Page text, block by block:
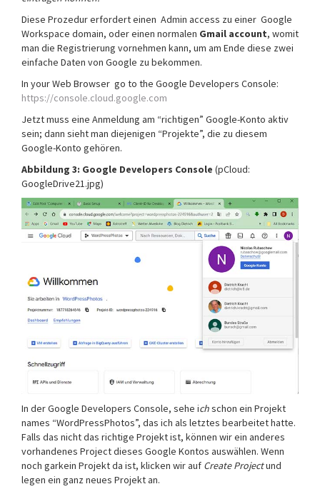
Diese Prozedur erfordert einen Admin access zu einer Google
Workspace domain, oder einen normalen Gmail account, womit
man die Registrierung vornehmen kann, um am Ende diese zwei
einfache Daten von Google zu bekommen.
In your Web Browser go to the Google Developers Console:
https://console.cloud.google.com
Jetzt muss eine Anmeldung am “richtigen” Google-Konto aktiv
sein; dann sieht man diejenigen “Projekte”, die zu diesem
Google-Konto gehören.
Abbildung 3: Google Developers Console (pCloud:
GoogleDrive21.jpg)
In der Google Developers Console, sehe ichschon ein Projekt
names “WordPressPhotos”, das ich als letztes bearbeitet hatte.
Falls das nicht das richtige Projekt ist, können wir ein anderes
vorhandenes Project dieses Google Kontos auswählen. Wenn
noch garkein Projekt da ist, klicken wir auf Create Projectund
legen ein ganz neues Projekt an.